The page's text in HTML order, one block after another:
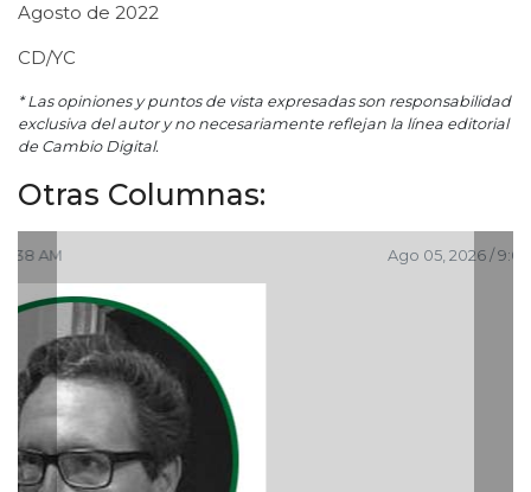
Agosto de 2022
CD/YC
* Las opiniones y puntos de vista expresadas son responsabilidad
exclusiva del autor y no necesariamente reflejan la línea editorial
de Cambio Digital.
Otras Columnas:
Ago 05, 2026 / 9:04 PM